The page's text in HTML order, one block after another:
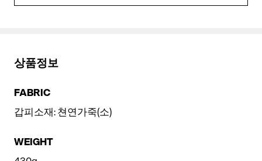
상품정보
FABRIC
갑피소재: 쳔연가죽(소)
WEIGHT